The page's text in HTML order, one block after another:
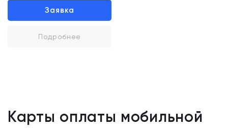
Заявка
Подробнее
Карты оплаты мобильной